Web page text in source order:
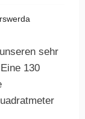
sehr
130